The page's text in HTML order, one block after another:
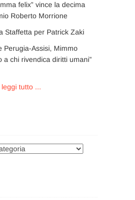
felix” vince la decima
Roberto Morrione
Staffetta per Patrick Zaki
Perugia-Assisi, Mimmo
a chi rivendica diritti umani”
leggi tutto ...